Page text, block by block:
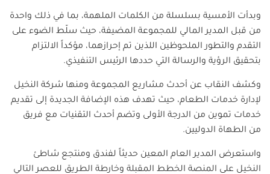
وبدأت الأمسية بسلسلة من الكلمات الملهمة، بما في ذلك واحدة
من قبل المدير المالي للمجموعة المضيفة، حيث سلّط الضوء على
التقدم والتطور الملحوظين اللذين تم إحرازهما، مؤكداً الالتزام
بتحقيق الرؤية والرسالة التي حددها الرئيس التنفيذي.
وكشف النقاب عن أحدث مشاريع المجموعة ومنها شركة النخيل
لإدارة خدمات الطعام، حيث تهدف هذه الإضافة الجديدة إلى تقديم
خدمات تموين من الدرجة الأولى وتضم أحدث التقنيات مع فريق
من الطهاة الدوليين.
واستعرض المدير العام المعين حديثاً لفندق ومنتجع شاطئ
النخيل على المنصة الخطط المقبلة وخارطة الطريق للعصر التالي